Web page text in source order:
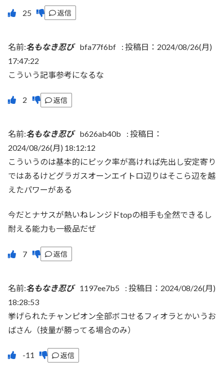
返信
名前:名もなき忍び bfa77f6bf : 投稿日：2024/08/26(月)
17:47:22
こういう記事参考になるな
返信
名前:名もなき忍び b626ab40b : 投稿日：
2024/08/26(月) 18:12:12
こういうのは基本的にピック率が高ければ先出し安定寄り
ではあるけどグラガスオーンエイトロ辺りはそこら辺を越
えたパワーがある
今だとナサスが熱いねレンジドtopの相手も全然できるし
耐える能力も一級品だぜ
返信
名前:名もなき忍び 1197ee7b5 : 投稿日：2024/08/26(月)
18:28:53
挙げられたチャンピオン全部ボコせるフィオラとかいうお
ばさん（技量が勝ってる場合のみ）
返信